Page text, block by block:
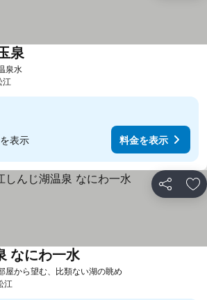
泉水
泉
江
表示 料金を表示
シェア お
屋から望む、比類ない湖の眺め
なにわ一水
江